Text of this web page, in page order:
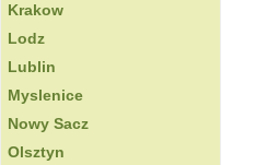
Krakow
Lodz
Lublin
Myslenice
Nowy Sacz
Olsztyn